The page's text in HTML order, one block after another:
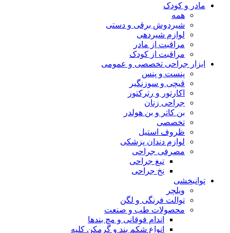
مادر و کودک
همه
شیردوش برقی و دستی
لوازم شیردهی
مراقبت از مادر
مراقبت از کودک
ابزار جراحی تخصصی و عمومی
پنست و پنس
قیچی و سوزنگیر
اکارتور و رترکتور
جراحی زنان
بن کاتر و بن هولدر
تخصصی
ظروف استیل
لوازم دندان پزشکی
مصرفی جراحی
تیغ جراحی
نخ جراحی
توانبخشی
ویلچر
توالت فرنگی و لگن
محصولات طب و صنعت
اندام فوقانی و مچ بندها
انواع شکم بند و گرمکن کلیه